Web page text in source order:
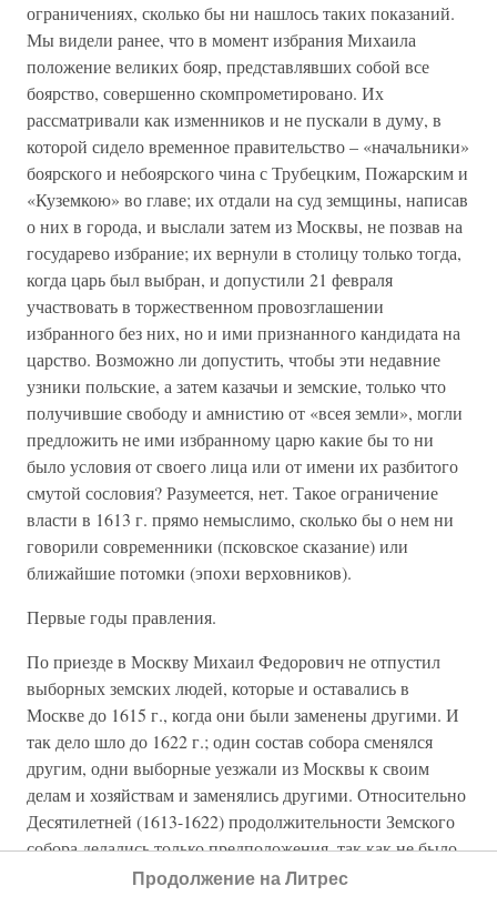
ограничениях, сколько бы ни нашлось таких показаний.
Мы видели ранее, что в момент избрания Михаила
положение великих бояр, представлявших собой все
боярство, совершенно скомпрометировано. Их
рассматривали как изменников и не пускали в думу, в
которой сидело временное правительство – «начальники»
боярского и небоярского чина с Трубецким, Пожарским и
«Куземкою» во главе; их отдали на суд земщины, написав
о них в города, и выслали затем из Москвы, не позвав на
государево избрание; их вернули в столицу только тогда,
когда царь был выбран, и допустили 21 февраля
участвовать в торжественном провозглашении
избранного без них, но и ими признанного кандидата на
царство. Возможно ли допустить, чтобы эти недавние
узники польские, а затем казачьи и земские, только что
получившие свободу и амнистию от «всея земли», могли
предложить не ими избранному царю какие бы то ни
было условия от своего лица или от имени их разбитого
смутой сословия? Разумеется, нет. Такое ограничение
власти в 1613 г. прямо немыслимо, сколько бы о нем ни
говорили современники (псковское сказание) или
ближайшие потомки (эпохи верховников).
Первые годы правления.
По приезде в Москву Михаил Федорович не отпустил
выборных земских людей, которые и оставались в
Москве до 1615 г., когда они были заменены другими. И
так дело шло до 1622 г.; один состав собора сменялся
другим, одни выборные уезжали из Москвы к своим
делам и хозяйствам и заменялись другими. Относительно
Десятилетней (1613-1622) продолжительности Земского
собора делались только предположения, так как не было
ясных указаний присутствия собора в Москве для всех
Продолжение на Литрес